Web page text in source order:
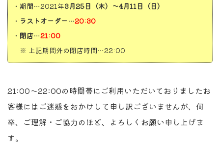
・期間…2021年3月25日（木）～4月11日（日）
・ ラストオーダー…20:30
・ 閉店…21:00
※ 上記期間外の閉店時間…22:00
21:00〜22:00の時間帯にご利用いただいておりましたお
客様にはご迷惑をおかけして申し訳ございませんが、何
卒、ご理解・ご協力のほど、よろしくお願い申し上げま
す。